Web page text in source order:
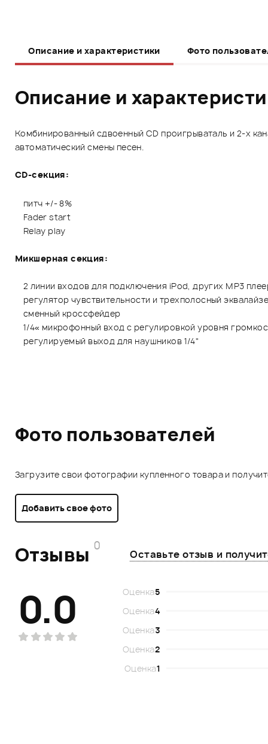
Описание и характеристики Фото
Описание и
Комбинированный сдвоенный CD проигрываталь и 2-х
автоматический смены песен.
CD-секция:
питч +/- 8%
Fader start
Relay play
Микшерная секция:
2 линии входов для подключения iPod, других MP3
регулятор чувствительности и трехполосный
сменный кроссфейдер
1/4« микрофонный вход с регулировкой уровня
регулируемый выход для наушников 1/4"
Фото пользователей
Загрузите свои фотографии купленного товара и
Добавить свое фото
Отзывы 0
Оставьте отзыв и
0.0 Оценка5
Оценка4
Оценка3
Оценка2
Оценка1